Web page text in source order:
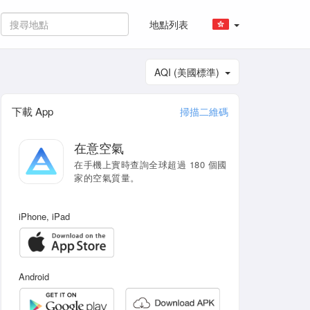
地點列表
AQI (美國標準)
下載 App 掃描二維碼
在意空氣
在手機上實時查詢全球超過 180 個國
家的空氣質量。
iPhone, iPad
Android